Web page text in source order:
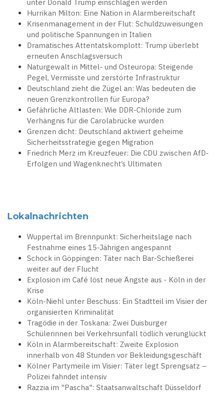
unter Donald Trump einschlagen werden
Hurrikan Milton: Eine Nation in Alarmbereitschaft
Krisenmanagement in der Flut: Schuldzuweisungen
und politische Spannungen in Italien
Dramatisches Attentatskomplott: Trump überlebt
erneuten Anschlagsversuch
Naturgewalt in Mittel- und Osteuropa: Steigende
Pegel, Vermisste und zerstörte Infrastruktur
Deutschland zieht die Zügel an: Was bedeuten die
neuen Grenzkontrollen für Europa?
Gefährliche Altlasten: Wie DDR-Chloride zum
Verhängnis für die Carolabrücke wurden
Grenzen dicht: Deutschland aktiviert geheime
Sicherheitsstrategie gegen Migration
Friedrich Merz im Kreuzfeuer: Die CDU zwischen AfD-
Erfolgen und Wagenknecht’s Ultimaten
Lokalnachrichten
Wuppertal im Brennpunkt: Sicherheitslage nach
Festnahme eines 15-Jährigen angespannt
Schock in Göppingen: Täter nach Bar-Schießerei
weiter auf der Flucht
Explosion im Café löst neue Ängste aus - Köln in der
Krise
Köln-Niehl unter Beschuss: Ein Stadtteil im Visier der
organisierten Kriminalität
Tragödie in der Toskana: Zwei Duisburger
Schülerinnen bei Verkehrsunfall tödlich verunglückt
Köln in Alarmbereitschaft: Zweite Explosion
innerhalb von 48 Stunden vor Bekleidungsgeschäft
Kölner Partymeile im Visier: Täter legt Sprengsatz –
Polizei fahndet intensiv
Razzia im "Pascha": Staatsanwaltschaft Düsseldorf